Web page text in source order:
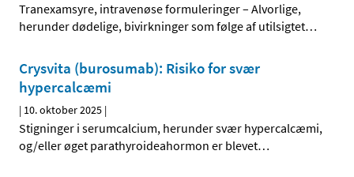
Tranexamsyre, intravenøse formuleringer – Alvorlige,
herunder dødelige, bivirkninger som følge af utilsigtet…
Crysvita (burosumab): Risiko for svær
hypercalcæmi
| 10. oktober 2025 |
Stigninger i serumcalcium, herunder svær hypercalcæmi,
og/eller øget parathyroideahormon er blevet…